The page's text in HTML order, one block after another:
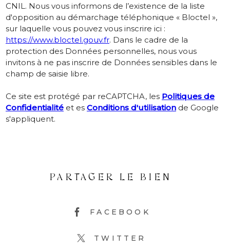
CNIL. Nous vous informons de l’existence de la liste
d'opposition au démarchage téléphonique « Bloctel »,
sur laquelle vous pouvez vous inscrire ici :
https://www.bloctel.gouv.fr. Dans le cadre de la
protection des Données personnelles, nous vous
invitons à ne pas inscrire de Données sensibles dans le
champ de saisie libre.
Ce site est protégé par reCAPTCHA, les Politiques de
Confidentialité et es Conditions d'utilisation de Google
s'appliquent.
PARTAGER LE BIEN
FACEBOOK
TWITTER